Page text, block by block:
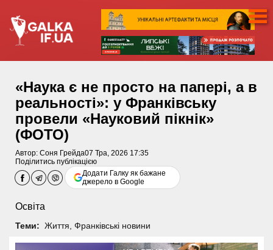
«Наука є не просто на папері, а в
реальності»: у Франківську
провели «Науковий пікнік»
(ФОТО)
Автор: Соня Грейда07 Тра, 2026 17:35
Поділитись публікацією
Додати Галку як бажане
джерело в Google
Освіта
Теми: Життя Франківські новини